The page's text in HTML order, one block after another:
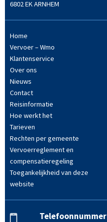
6802 EK ARNHEM
Home
Vervoer – Wmo
Klantenservice
Over ons
Nieuws
Contact
Reisinformatie
Hoe werkt het
Tarieven
Rechten per gemeente
Vervoerreglement en
compensatieregeling
Toegankelijkheid van deze
website
Telefoonnummer